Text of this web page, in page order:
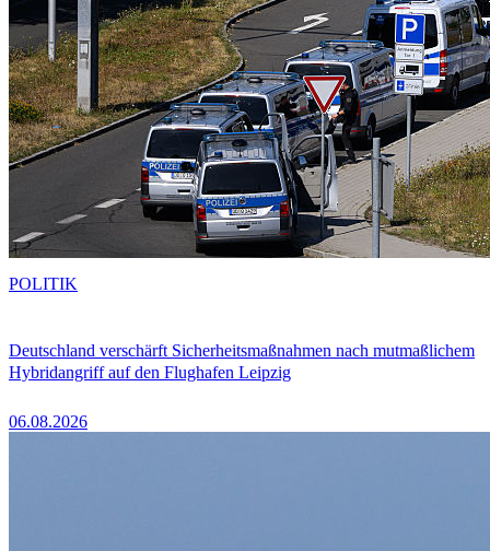
Deutschland verschärft Sicherheitsmaßnahmen nach mutmaßlichem
Hybridangriff auf den Flughafen Leipzig
06.08.2026
POLITIK